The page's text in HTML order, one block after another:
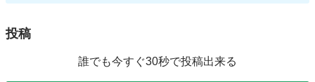
投稿
誰でも今すぐ30秒で投稿出来る